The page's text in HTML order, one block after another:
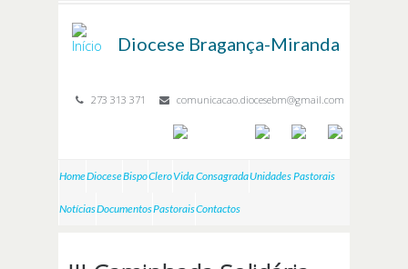
Diocese Bragança-Miranda
273 313 371 comunicacao.diocesebm@gmail.com
HomeDioceseBispoCleroVida ConsagradaUnidades Pastorais
NotíciasDocumentosPastoraisContactos